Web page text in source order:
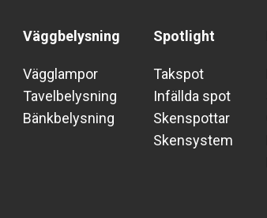
Väggbelysning
Vägglampor
Tavelbelysning
Bänkbelysning
Spotlight
Takspot
Infällda spot
Skenspottar
Skensystem